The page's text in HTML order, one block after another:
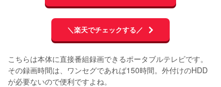
＼楽天でチェックする／
こちらは本体に直接番組録画できるポータブルテレビです。
その録画時間は、ワンセグであれば150時間。外付けのHDD
が必要ないので便利ですよね。